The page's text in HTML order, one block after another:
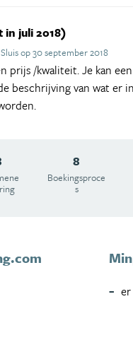
in juli 2018)
op 30 september 2018
prijs /kwaliteit. Je kan
beschrijving van wat er
8
Boekingsproce
s